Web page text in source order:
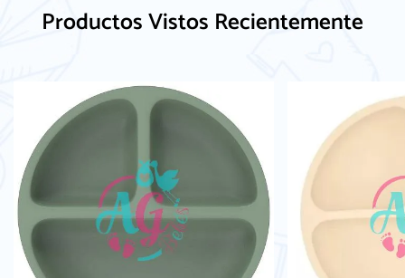
Productos Vistos Recientemente